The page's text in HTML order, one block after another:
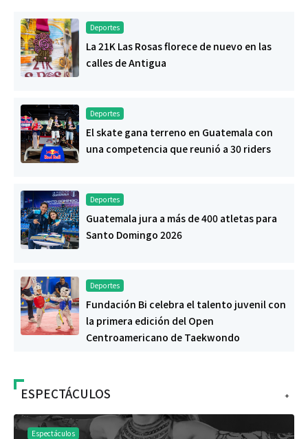
Deportes
La 21K Las Rosas florece de nuevo en las
calles de Antigua
Deportes
El skate gana terreno en Guatemala con
una competencia que reunió a 30 riders
Deportes
Guatemala jura a más de 400 atletas para
Santo Domingo 2026
Deportes
Fundación Bi celebra el talento juvenil con
la primera edición del Open
Centroamericano de Taekwondo
+
ESPECTÁCULOS
Espectáculos